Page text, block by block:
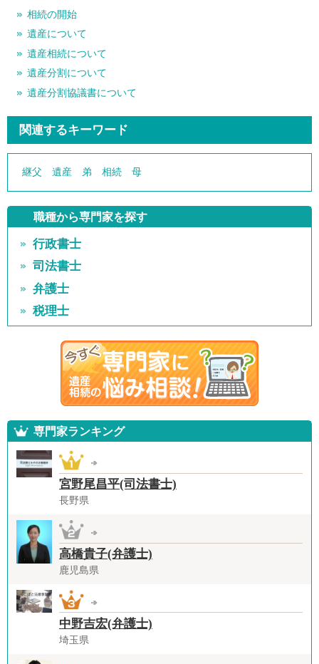
相続の開始
遺産について
遺産相続について
遺産分割について
遺産分割協議書について
関連するキーワード
継父 遺産 弟 相続 母
職種から専門家を探す
行政書士
司法書士
弁護士
税理士
専門家ランキング
宮野尾昌平(司法書士)
長野県
高橋貴子(弁護士)
鹿児島県
中野吉宏(弁護士)
埼玉県